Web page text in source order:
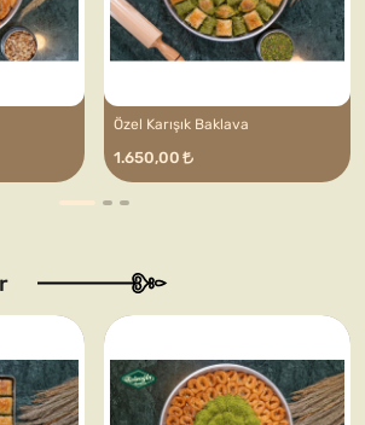
Özel Karışık Baklava
1.650,00